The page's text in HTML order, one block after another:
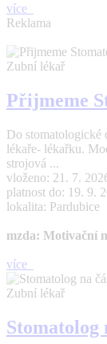
více
Reklama
Zubní lékař
Přijmeme
Do stomatologické
lékaře- lékařku.
strojová ...
vloženo: 21. 7.
platnost do: 19. 9.
lokalita: Pardubice
mzda: Motivační
více
Zubní lékař
Stomatolog